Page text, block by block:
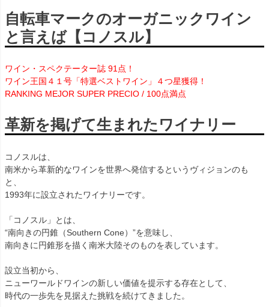
自転車マークのオーガニックワイン
と言えば【コノスル】
ワイン・スペクテーター誌 91点！
ワイン王国４１号「特選ベストワイン」４つ星獲得！
RANKING MEJOR SUPER PRECIO / 100点満点
革新を掲げて生まれたワイナリー
コノスルは、
南米から革新的なワインを世界へ発信するというヴィジョンのも
と、
1993年に設立されたワイナリーです。
「コノスル」とは、
“南向きの円錐（Southern Cone）”を意味し、
南向きに円錐形を描く南米大陸そのものを表しています。
設立当初から、
ニューワールドワインの新しい価値を提示する存在として、
時代の一歩先を見据えた挑戦を続けてきました。